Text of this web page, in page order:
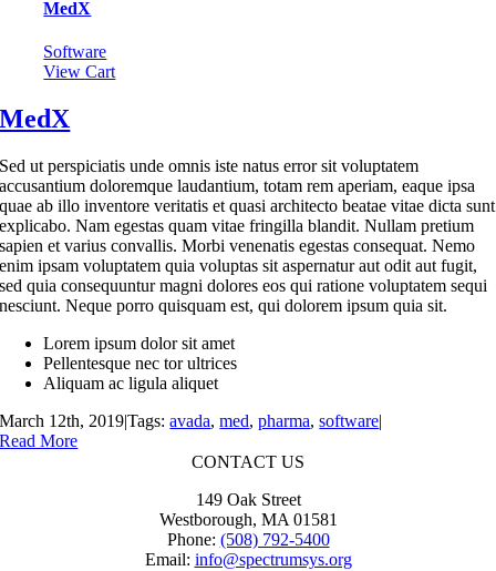
MedX
Software
View Cart
MedX
Sed ut perspiciatis unde omnis iste natus error sit voluptatem
accusantium doloremque laudantium, totam rem aperiam, eaque ipsa
quae ab illo inventore veritatis et quasi architecto beatae vitae dicta sunt
explicabo. Nam egestas quam vitae fringilla blandit. Nullam pretium
sapien et varius convallis. Morbi venenatis egestas consequat. Nemo
enim ipsam voluptatem quia voluptas sit aspernatur aut odit aut fugit,
sed quia consequuntur magni dolores eos qui ratione voluptatem sequi
nesciunt. Neque porro quisquam est, qui dolorem ipsum quia sit.
Lorem ipsum dolor sit amet
Pellentesque nec tor ultrices
Aliquam ac ligula aliquet
March 12th, 2019|Tags:avada,med,pharma,software|
Read More
CONTACT US
149 Oak Street
Westborough, MA 01581
Phone: (508) 792-5400
Email: info@spectrumsys.org